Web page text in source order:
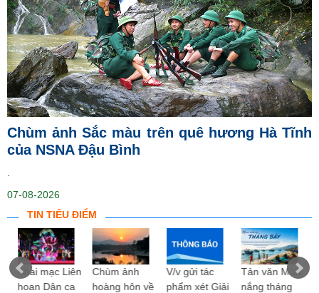
Chùm ảnh Sắc màu trên quê hương Hà Tĩnh
của NSNA Đậu Bình
07-08-2026
TIN TIÊU ĐIỂM
Khai mạc Liên
hoan Dân ca
Chùm ảnh
hoàng hôn về
V/v gửi tác
phẩm xét Giải
Tản văn Mùa
nắng tháng